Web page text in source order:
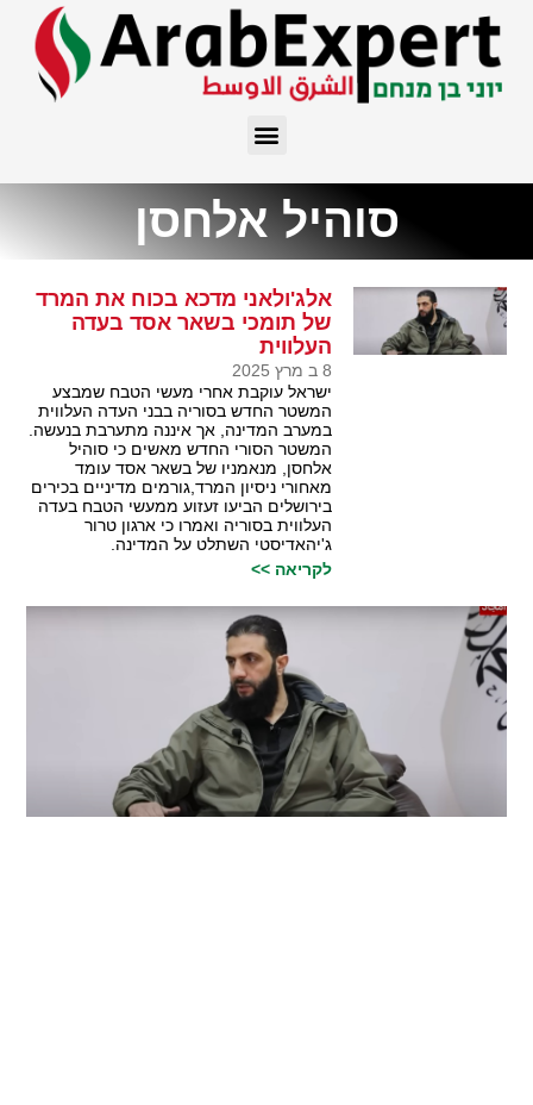
סוהיל אלחסן
אלג'ולאני מדכא בכוח את המרד
של תומכי בשאר אסד בעדה
העלווית
8 ב מרץ 2025
ישראל עוקבת אחרי מעשי הטבח שמבצע
המשטר החדש בסוריה בבני העדה העלווית
במערב המדינה, אך איננה מתערבת בנעשה.
המשטר הסורי החדש מאשים כי סוהיל
אלחסן, מנאמניו של בשאר אסד עומד
מאחורי ניסיון המרד,גורמים מדיניים בכירים
בירושלים הביעו זעזוע ממעשי הטבח בעדה
העלווית בסוריה ואמרו כי ארגון טרור
ג'יהאדיסטי השתלט על המדינה.
לקריאה >>